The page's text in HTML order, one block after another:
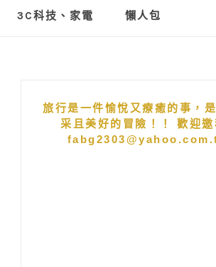
3C科技、家電 懶人包
旅行是一件愉悅又療癒的事，
采且美好的冒險！！ 歡迎